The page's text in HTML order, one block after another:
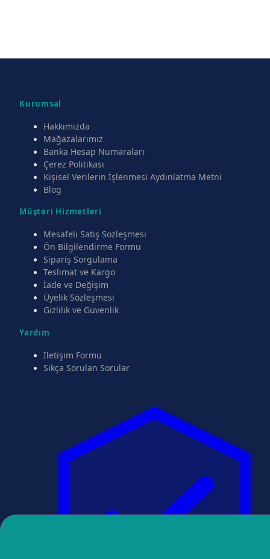
Kurumsal
Hakkımızda
Mağazalarımız
Banka Hesap Numaraları
Çerez Politikası
Kişisel Verilerin İşlenmesi Aydınlatma Metni
Blog
Müşteri Hizmetleri
Mesafeli Satış Sözleşmesi
Ön Bilgilendirme Formu
Sipariş Sorgulama
Teslimat ve Kargo
İade ve Değişim
Üyelik Sözleşmesi
Gizlilik ve Güvenlik
Yardım
İletişim Formu
Sıkça Sorulan Sorular